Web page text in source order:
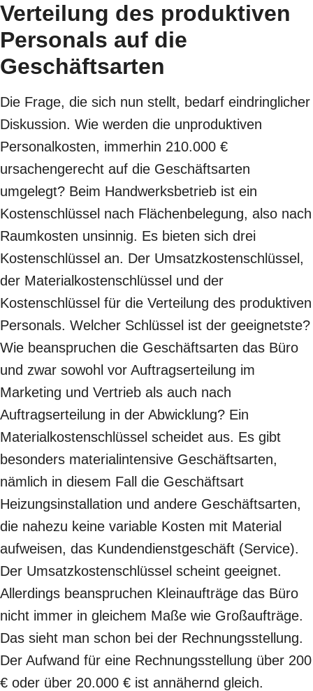
Die Frage, die sich nun stellt, bedarf eindringlicher
Diskussion. Wie werden die unproduktiven
Personalkosten, immerhin 210.000 €
ursachengerecht auf die Geschäftsarten
umgelegt? Beim Handwerksbetrieb ist ein
Kostenschlüssel nach Flächenbelegung, also nach
Raumkosten unsinnig. Es bieten sich drei
Kostenschlüssel an. Der Umsatzkostenschlüssel,
der Materialkostenschlüssel und der
Kostenschlüssel für die Verteilung des produktiven
Personals. Welcher Schlüssel ist der geeignetste?
Wie beanspruchen die Geschäftsarten das Büro
und zwar sowohl vor Auftragserteilung im
Marketing und Vertrieb als auch nach
Auftragserteilung in der Abwicklung? Ein
Materialkostenschlüssel scheidet aus. Es gibt
besonders materialintensive Geschäftsarten,
nämlich in diesem Fall die Geschäftsart
Heizungsinstallation und andere Geschäftsarten,
die nahezu keine variable Kosten mit Material
aufweisen, das Kundendienstgeschäft (Service).
Der Umsatzkostenschlüssel scheint geeignet.
Allerdings beanspruchen Kleinaufträge das Büro
nicht immer in gleichem Maße wie Großaufträge.
Das sieht man schon bei der Rechnungsstellung.
Der Aufwand für eine Rechnungsstellung über 200
€ oder über 20.000 € ist annähernd gleich.